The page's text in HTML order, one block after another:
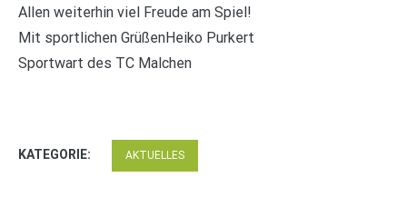
Allen weiterhin viel Freude am Spiel!
Mit sportlichen GrüßenHeiko Purkert
Sportwart des TC Malchen
KATEGORIE: AKTUELLES